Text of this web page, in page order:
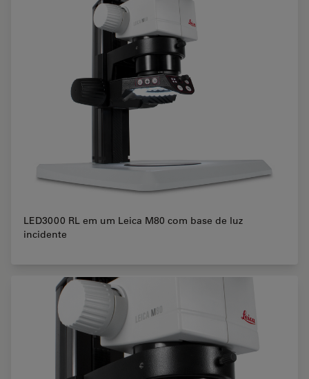
LED3000 RL em um Leica M80 com base de luz
incidente